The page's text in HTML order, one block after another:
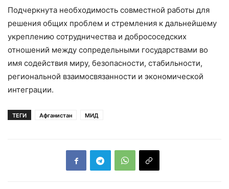
Подчеркнута необходимость совместной работы для
решения общих проблем и стремления к дальнейшему
укреплению сотрудничества и добрососедских
отношений между сопредельными государствами во
имя содействия миру, безопасности, стабильности,
региональной взаимосвязанности и экономической
интеграции.
ТЕГИ Афганистан МИД